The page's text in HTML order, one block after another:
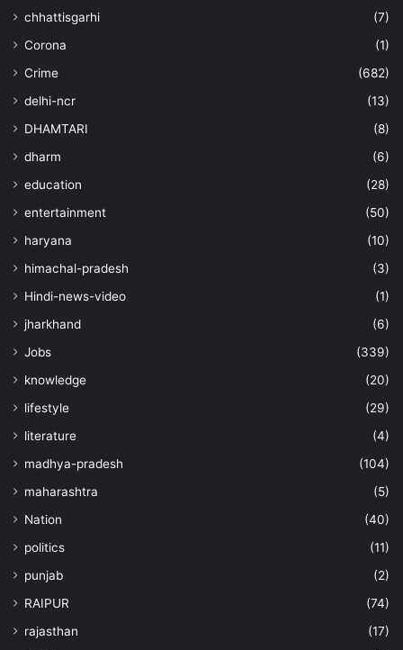
chhattisgarhi
(7)
Corona
(1)
Crime
(682)
delhi-ncr
(13)
DHAMTARI
(8)
dharm
(6)
education
(28)
entertainment
(50)
haryana
(10)
himachal-pradesh
(3)
Hindi-news-video
(1)
jharkhand
(6)
Jobs
(339)
knowledge
(20)
lifestyle
(29)
literature
(4)
madhya-pradesh
(104)
maharashtra
(5)
Nation
(40)
politics
(11)
punjab
(2)
RAIPUR
(74)
rajasthan
(17)